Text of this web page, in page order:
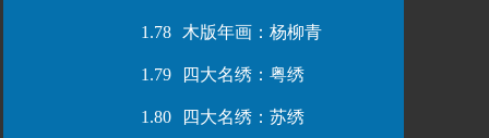
1.78 木版年画：杨柳青
1.79 四大名绣：粤绣
1.80 四大名绣：苏绣